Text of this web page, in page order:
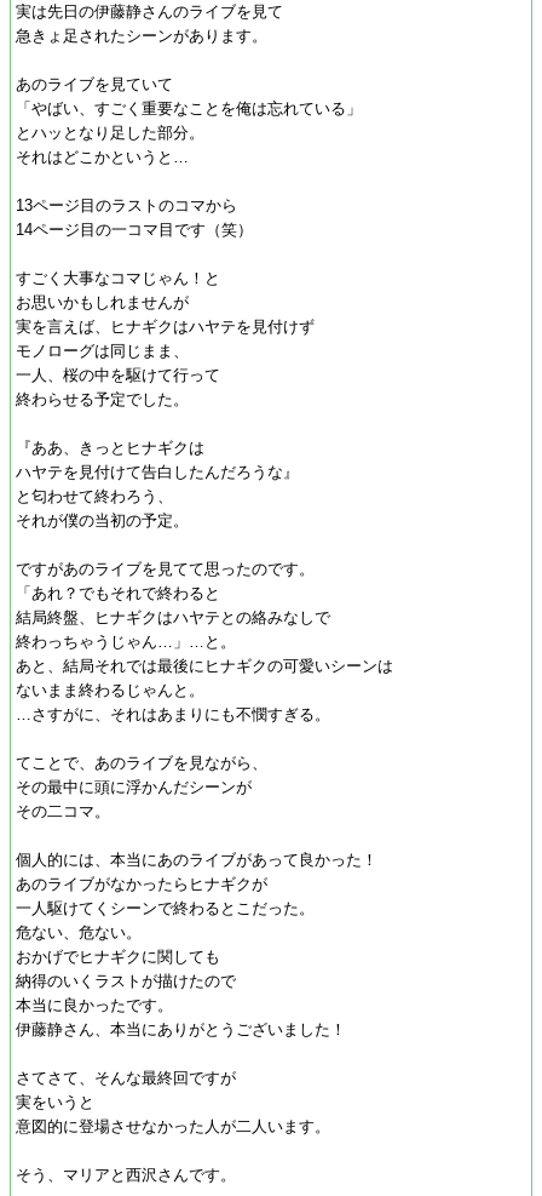
実は先日の伊藤静さんのライブを見て
急きょ足されたシーンがあります。
あのライブを見ていて
「やばい、すごく重要なことを俺は忘れている」
とハッとなり足した部分。
それはどこかというと…
13ページ目のラストのコマから
14ページ目の一コマ目です（笑）
すごく大事なコマじゃん！と
お思いかもしれませんが
実を言えば、ヒナギクはハヤテを見付けず
モノローグは同じまま、
一人、桜の中を駆けて行って
終わらせる予定でした。
『ああ、きっとヒナギクは
ハヤテを見付けて告白したんだろうな』
と匂わせて終わろう、
それが僕の当初の予定。
ですがあのライブを見てて思ったのです。
「あれ？でもそれで終わると
結局終盤、ヒナギクはハヤテとの絡みなしで
終わっちゃうじゃん…」…と。
あと、結局それでは最後にヒナギクの可愛いシーンは
ないまま終わるじゃんと。
…さすがに、それはあまりにも不憫すぎる。
てことで、あのライブを見ながら、
その最中に頭に浮かんだシーンが
その二コマ。
個人的には、本当にあのライブがあって良かった！
あのライブがなかったらヒナギクが
一人駆けてくシーンで終わるとこだった。
危ない、危ない。
おかげでヒナギクに関しても
納得のいくラストが描けたので
本当に良かったです。
伊藤静さん、本当にありがとうございました！
さてさて、そんな最終回ですが
実をいうと
意図的に登場させなかった人が二人います。
そう、マリアと西沢さんです。